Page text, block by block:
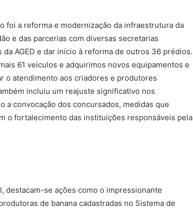
foi a reforma e modernização da infraestrutura da
e das parcerias com diversas secretarias
AGED e dar início à reforma de outros 36 prédios.
61 veículos e adquirimos novos equipamentos e
o atendimento aos criadores e produtores
incluiu um reajuste significativo nos
a convocação dos concursados, medidas que
o fortalecimento das instituições responsáveis pela
destacam-se ações como o impressionante
de banana cadastradas no Sistema de